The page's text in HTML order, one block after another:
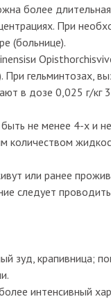
более длительная
При
(больнице).
При гельминтозах,
в дозе 0,025 г/кг 3
не менее 4-х и
количеством
или ранее
следует
зуд, крапивница;
интенсивный